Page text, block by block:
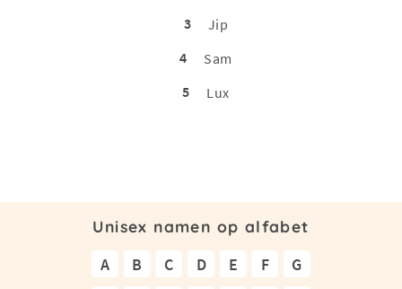
3
Jip
4
Sam
5
Lux
Unisex namen op alfabet
A B C D E F
G